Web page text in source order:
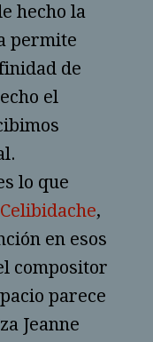
hecho la
permite
de
el
lo que
Celibidache,
en esos
compositor
parece
Jeanne